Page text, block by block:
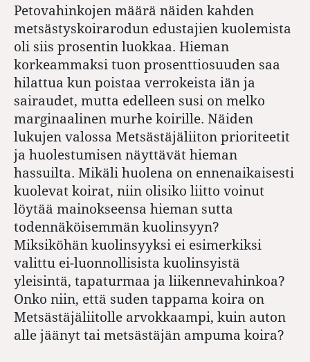
Petovahinkojen määrä näiden kahden
metsästyskoirarodun edustajien kuolemista
oli siis prosentin luokkaa. Hieman
korkeammaksi tuon prosenttiosuuden saa
hilattua kun poistaa verrokeista iän ja
sairaudet, mutta edelleen susi on melko
marginaalinen murhe koirille. Näiden
lukujen valossa Metsästäjäliiton prioriteetit
ja huolestumisen näyttävät hieman
hassuilta. Mikäli huolena on ennenaikaisesti
kuolevat koirat, niin olisiko liitto voinut
löytää mainokseensa hieman sutta
todennäköisemmän kuolinsyyn?
Miksiköhän kuolinsyyksi ei esimerkiksi
valittu ei-luonnollisista kuolinsyistä
yleisintä, tapaturmaa ja liikennevahinkoa?
Onko niin, että suden tappama koira on
Metsästäjäliitolle arvokkaampi, kuin auton
alle jäänyt tai metsästäjän ampuma koira?